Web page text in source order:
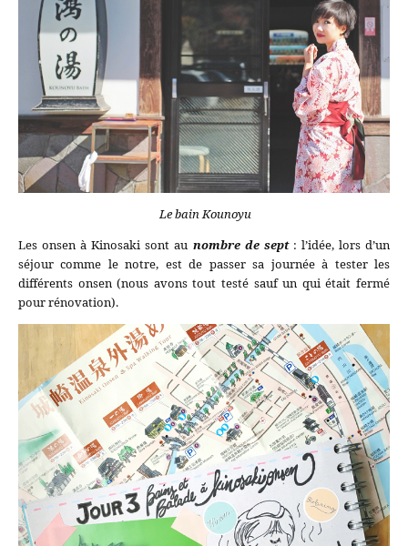
Le bain Kounoyu
Les onsen à Kinosaki sont au nombre de sept: l’idée, lors d’un
séjour comme le notre, est de passer sa journée à tester les
différents onsen (nous avons tout testé sauf un qui était fermé
pour rénovation).